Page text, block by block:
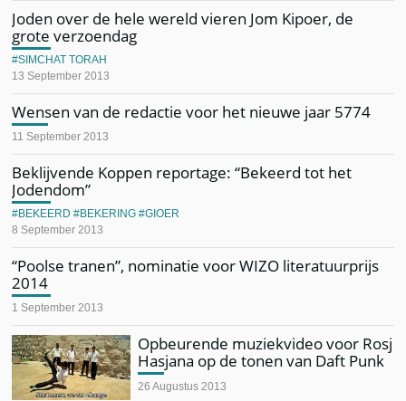
Joden over de hele wereld vieren Jom Kipoer, de
grote verzoendag
13 September 2013
SIMCHAT TORAH
Wensen van de redactie voor het nieuwe jaar 5774
11 September 2013
Beklijvende Koppen reportage: “Bekeerd tot het
Jodendom”
8 September 2013
BEKEERD BEKERING GIOER
“Poolse tranen”, nominatie voor WIZO literatuurprijs
2014
1 September 2013
Opbeurende muziekvideo voor Rosj
Hasjana op de tonen van Daft Punk
26 Augustus 2013